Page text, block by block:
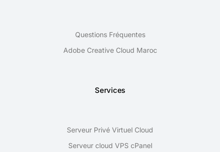
Questions Fréquentes
Adobe Creative Cloud Maroc
Services
Serveur Privé Virtuel Cloud
Serveur cloud VPS cPanel